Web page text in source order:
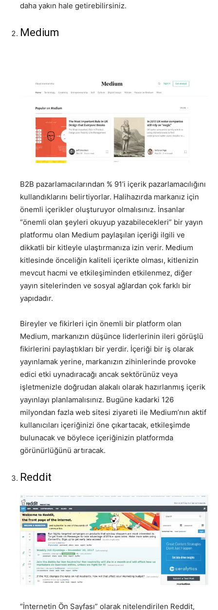
daha yakın hale getirebilirsiniz.
Medium
B2B pazarlamacılarından % 91’i içerik pazarlamacılığını
kullandıklarını belirtiyorlar. Halihazırda markanız için
önemli içerikler oluşturuyor olmalısınız. İnsanlar
“önemli olan şeyleri okuyup yazabilecekleri” bir yayın
platformu olan Medium paylaşılan içeriği ilgili ve
dikkatli bir kitleyle ulaştırmanıza izin verir. Medium
kitlesinde önceliğin kaliteli içerikte olması, kitlenizin
mevcut hacmi ve etkileşiminden etkilenmez, diğer
yayın sitelerinden ve sosyal ağlardan çok farklı bir
yapıdadır.
Bireyler ve fikirleri için önemli bir platform olan
Medium, markanızın düşünce liderlerinin ileri görüşlü
fikirlerini paylaştıkları bir yerdir. İçeriği bir iş olarak
yayınlamak yerine, markanızın zihinlerinde provoke
edici etki uynadıracağı ancak sektörünüz veya
işletmenizle doğrudan alakalı olarak hazırlanmış içerik
yayınlayı planlamalısınız. Bugüne kadarki 126
milyondan fazla web sitesi ziyareti ile Medium’nın aktif
kullanıcıları içeriğinizi öne çıkartacak, etkileşimde
bulunacak ve böylece içeriğinizin platformda
görünürlüğünü artıracak.
Reddit
“İnternetin Ön Sayfası” olarak nitelendirilen Reddit,